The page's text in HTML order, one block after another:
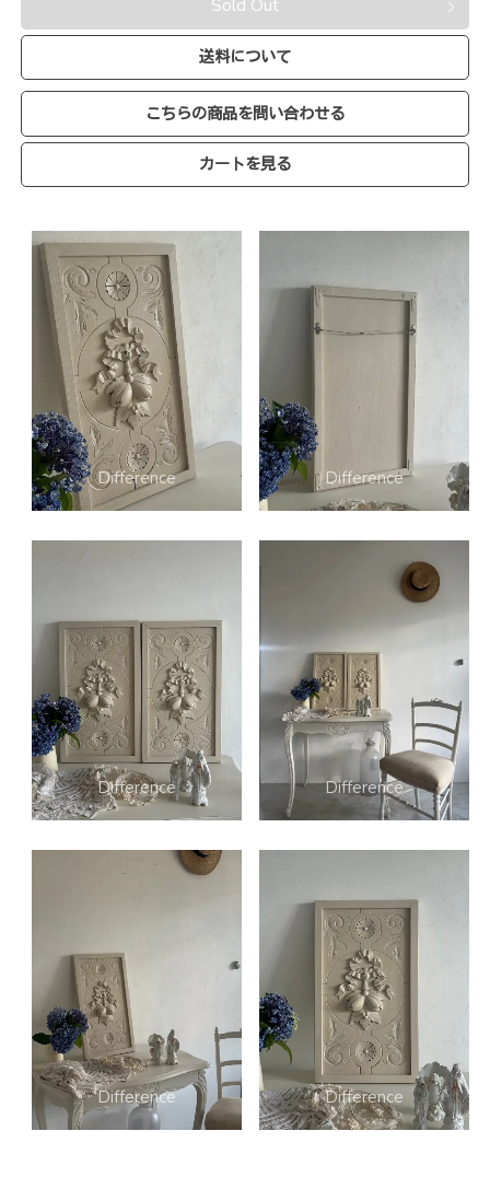
Sold Out
送料について
こちらの商品を問い合わせる
カートを見る